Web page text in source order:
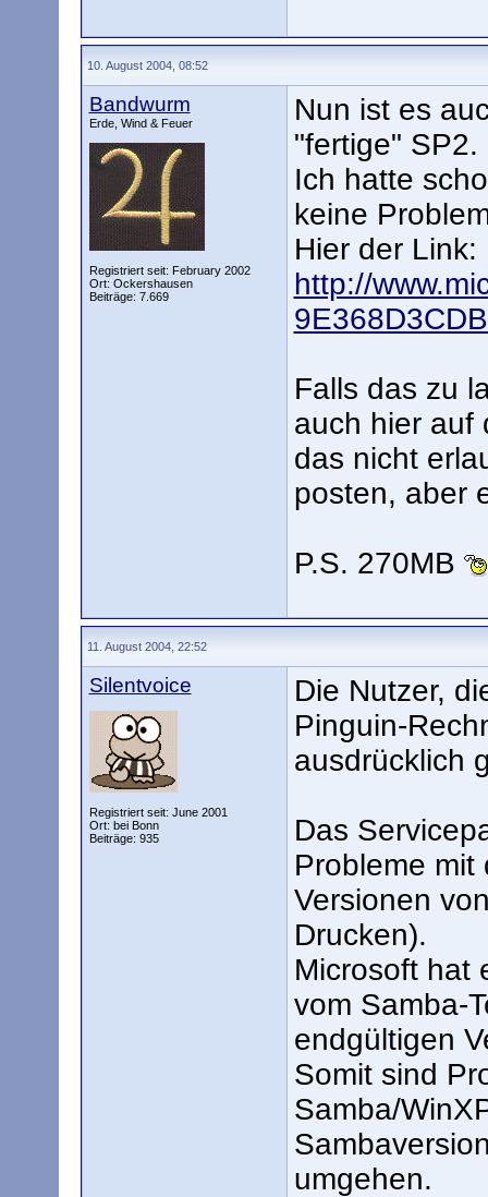
10. August 2004, 08:52
Bandwurm
Erde, Wind & Feuer
Registriert seit: February 2002
Ort: Ockershausen
Beiträge: 7.669
Nun ist es
"fertige" SP2.
Ich hatte
keine
Hier der Link:
http://
Falls das zu
auch hier auf
das nicht
posten, aber
P.S. 270MB
11. August 2004, 22:52
Silentvoice
Registriert seit: June 2001
Ort: bei Bonn
Beiträge: 935
Die Nutzer,
Pinguin-
ausdrücklich
Das
Probleme
Versionen
Drucken).
Microsoft hat
vom Samba-
endgültigen
Somit sind
Samba/
umgehen.